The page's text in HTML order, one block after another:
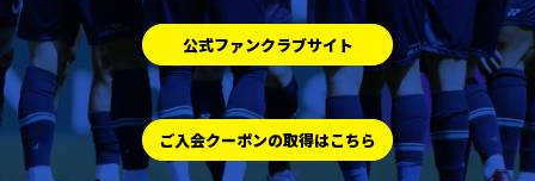
公式ファンクラブサイト
ご入会クーポンの取得はこちら